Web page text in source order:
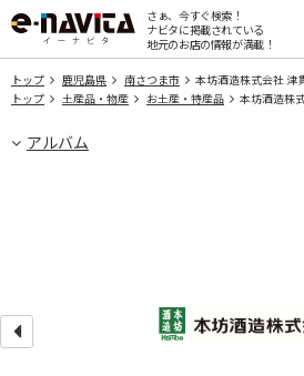
さぁ、今すぐ検索！
ナビタに掲載されている
地元のお店の情報が満載！
トップ 鹿児島県 南さつま市
本坊酒造株式会社 津
トップ
土産品・物産 お土産・特産品 本坊酒造株
アルバム